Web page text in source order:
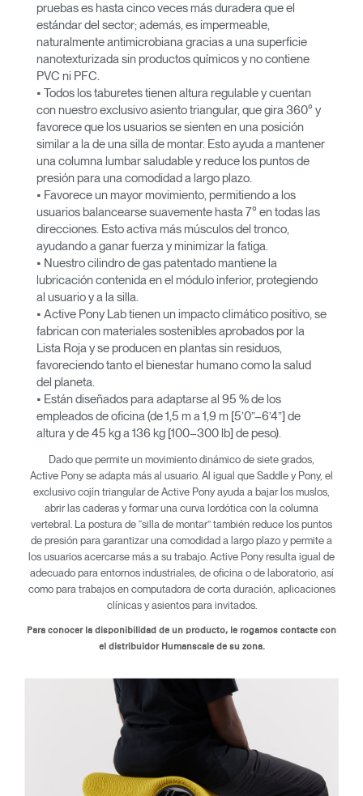
pruebas es hasta cinco veces más duradera que el
estándar del sector; además, es impermeable,
naturalmente antimicrobiana gracias a una superficie
nanotexturizada sin productos químicos y no contiene
PVC ni PFC.
• Todos los taburetes tienen altura regulable y cuentan
con nuestro exclusivo asiento triangular, que gira 360° y
favorece que los usuarios se sienten en una posición
similar a la de una silla de montar. Esto ayuda a mantener
una columna lumbar saludable y reduce los puntos de
presión para una comodidad a largo plazo.
• Favorece un mayor movimiento, permitiendo a los
usuarios balancearse suavemente hasta 7° en todas las
direcciones. Esto activa más músculos del tronco,
ayudando a ganar fuerza y minimizar la fatiga.
• Nuestro cilindro de gas patentado mantiene la
lubricación contenida en el módulo inferior, protegiendo
al usuario y a la silla.
• Active Pony Lab tienen un impacto climático positivo, se
fabrican con materiales sostenibles aprobados por la
Lista Roja y se producen en plantas sin residuos,
favoreciendo tanto el bienestar humano como la salud
del planeta.
• Están diseñados para adaptarse al 95 % de los
empleados de oficina (de 1,5 m a 1,9 m [5’0”–6’4”] de
altura y de 45 kg a 136 kg [100–300 lb] de peso).
Dado que permite un movimiento dinámico de siete grados,
Active Pony se adapta más al usuario. Al igual que Saddle y Pony, el
exclusivo cojín triangular de Active Pony ayuda a bajar los muslos,
abrir las caderas y formar una curva lordótica con la columna
vertebral. La postura de “silla de montar” también reduce los puntos
de presión para garantizar una comodidad a largo plazo y permite a
los usuarios acercarse más a su trabajo. Active Pony resulta igual de
adecuado para entornos industriales, de oficina o de laboratorio, así
como para trabajos en computadora de corta duración, aplicaciones
clínicas y asientos para invitados.
Para conocer la disponibilidad de un producto, le rogamos contacte con
el distribuidor Humanscale de su zona.